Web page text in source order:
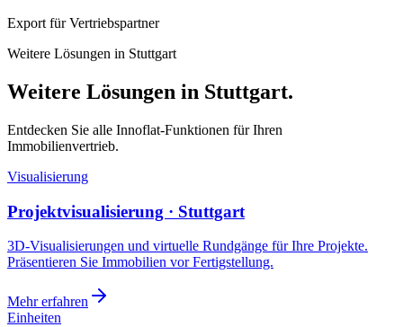
Export für Vertriebspartner
Weitere Lösungen in Stuttgart
Weitere Lösungen in Stuttgart.
Entdecken Sie alle Innoflat-Funktionen für Ihren
Immobilienvertrieb.
Visualisierung
Projektvisualisierung · Stuttgart
3D-Visualisierungen und virtuelle Rundgänge für Ihre Projekte.
Präsentieren Sie Immobilien vor Fertigstellung.
Mehr erfahren
Einheiten